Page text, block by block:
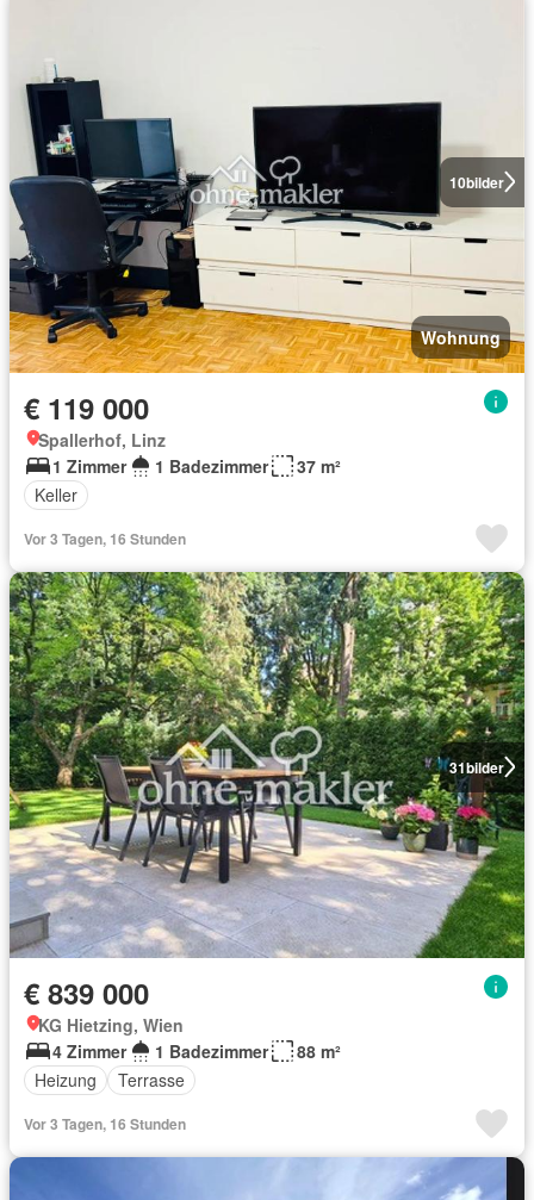
10bilder
Wohnung
€ 119 000
Spallerhof, Linz
1 Zimmer
1 Badezimmer
37 m²
Keller
Vor 3 Tagen, 16 Stunden
31bilder
€ 839 000
KG Hietzing, Wien
4 Zimmer
1 Badezimmer
88 m²
Heizung
Terrasse
Vor 3 Tagen, 16 Stunden